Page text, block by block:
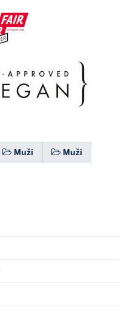
Muži Muži